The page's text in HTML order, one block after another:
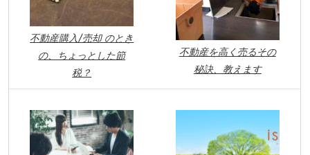
不動産購入/売却 のとき
の、ちょっとした節
税？
不動産を高く売るその
秘訣、教えます